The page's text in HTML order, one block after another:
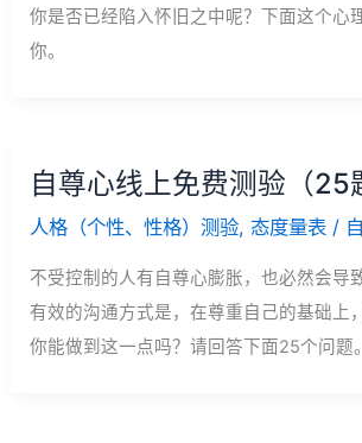
你是否已经陷入怀旧之中呢？下面这个心
你。
自尊心线上免费测验（25
人格（个性、性格）测验, 态度量表 /
不受控制的人有自尊心膨胀，也必然会导
有效的沟通方式是，在尊重自己的基础上
你能做到这一点吗？请回答下面25个问题。